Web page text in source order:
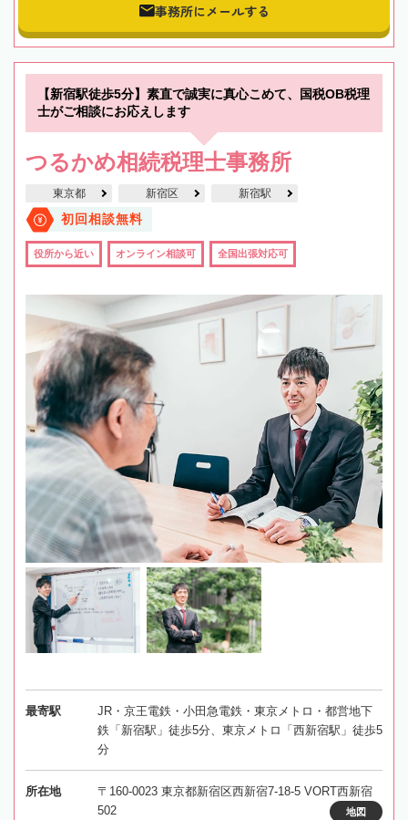
事務所にメールする
【新宿駅徒歩5分】素直で誠実に真心こめて、国税OB税理
士がご相談にお応えします
つるかめ相続税理士事務所
東京都 新宿区 新宿駅
初回相談無料
役所から近い オンライン相談可 全国出張対応可
最寄駅
JR・京王電鉄・小田急電鉄・東京メトロ・都営地下
鉄「新宿駅」徒歩5分、東京メトロ「西新宿駅」徒歩5
分
所在地
〒160-0023 東京都新宿区西新宿7-18-5 VORT西新宿
502
地図